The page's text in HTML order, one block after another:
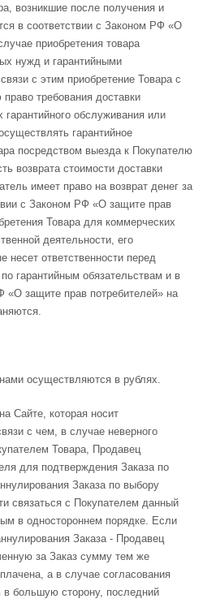
возникшие после получения и
в соответствии с Законом РФ «О
приобретения товара
нужд и гарантийными
с этим приобретение Товара с
требования доставки
гарантийного обслуживания или
гарантийное
посредством выезда к Покупателю
возврата стоимости доставки
имеет право на возврат денег за
с Законом РФ «О защите прав
Товара для коммерческих
деятельности, его
несет ответственности перед
гарантийным обязательствам и в
защите прав потребителей» на
осуществляются в рублях.
Сайте, которая носит
с чем, в случае неверного
Товара, Продавец
для подтверждения Заказа по
Заказа по выбору
связаться с Покупателем данный
в одностороннем порядке. Если
Заказа - Продавец
за Заказ сумму тем же
а в случае согласования
большую сторону, последний